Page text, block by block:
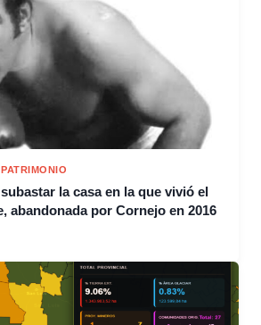
la casa en la que vivió el
abandonada por Cornejo en 2016